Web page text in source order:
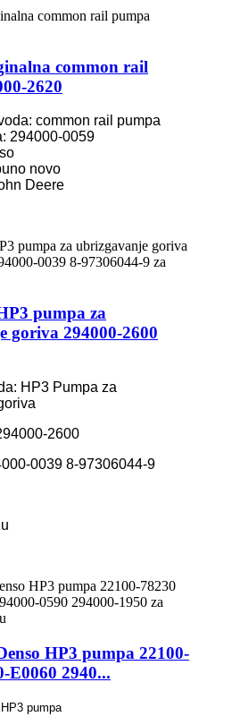
common rail
2620
common rail pumpa
294000-0059
novo
Deere
pumpa za
goriva 294000-2600
HP3 Pumpa za
2600
0039 8-97306044-9
HP3 pumpa 22100-
E0060 2940...
pumpa